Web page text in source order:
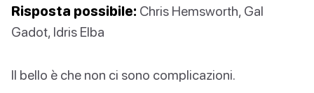
Risposta possibile: Chris Hemsworth, Gal
Gadot, Idris Elba
Il bello è che non ci sono complicazioni.